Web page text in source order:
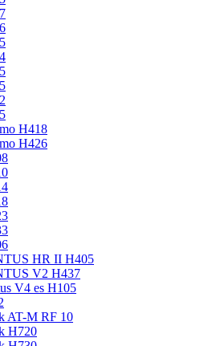
H418
H426
HR II H405
V2 H437
V4 es H105
AT-M RF 10
H720